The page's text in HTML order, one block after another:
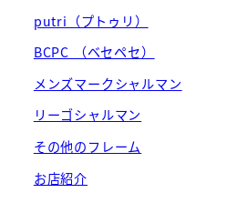
putri（プトゥリ）
BCPC （ベセペセ）
メンズマークシャルマン
リーゴシャルマン
その他のフレーム
お店紹介